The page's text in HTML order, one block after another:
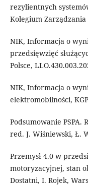
rezylientnych
Kolegium Zarządzania
NIK, Informacja o
przedsięwzięć
Polsce,
NIK, Informacja o
elektromobilności,
Podsumowanie PSPA.
red. J. Wiśniewski, Ł.
Przemysł 4.0 w
motoryzacyjnej, stan
Dostatni, I. Rojek,